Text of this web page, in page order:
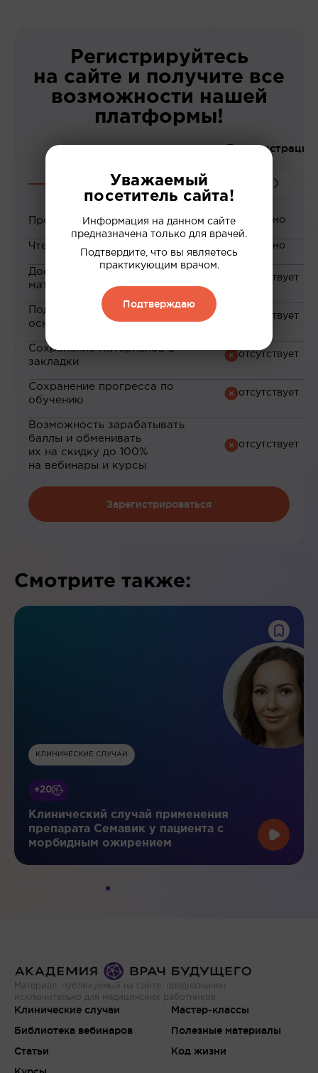
Регистрируйтесь
на сайте и получите все
возможности нашей
платформы!
До регистрации
Просмотр вебинаров
Чтение статей
Доступ к закрытым
материалам
Подборка материалов на
основе ваших интересов
Сохранение материалов в
закладки
Сохранение прогресса по
обучению
Возможность зарабатывать
баллы и обменивать
их на скидку до 100%
на вебинары и курсы
Зарегистрироваться
Смотрите также:
КЛИНИЧЕСКИЕ СЛУЧАИ
+20
Клинический случай применения
препарата Семавик у пациента с
морбидным ожирением
Материал, публикуемый на сайте, предназначен
исключительно для медицинских работников
Клинические случаи
Библиотека вебинаров
Статьи
Мастер-классы
Полезные материалы
Код жизни
Уважаемый
посетитель сайта!
Информация на данном сайте
предназначена только для врачей.
Подтвердите, что вы являетесь
практикующим врачом.
Подтверждаю